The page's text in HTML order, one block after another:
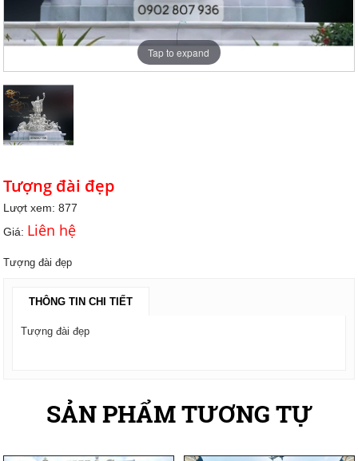
Tap to expand
Tượng đài đẹp
Lượt xem: 877
Giá: Liên hệ
Tượng đài đẹp
THÔNG TIN CHI TIẾT
Tượng đài đẹp
SẢN PHẨM TƯƠNG TỰ